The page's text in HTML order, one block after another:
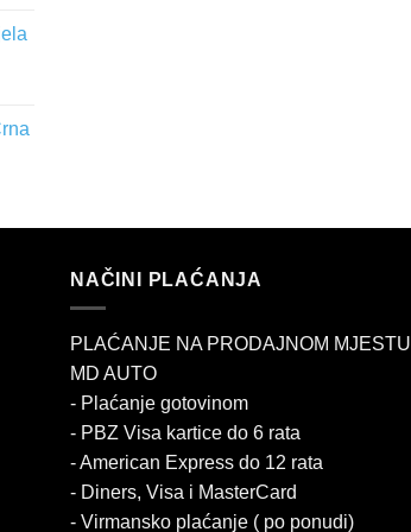
NAČINI PLAĆANJA
PLAĆANJE NA PRODAJNOM MJESTU
MD AUTO
- Plaćanje gotovinom
- PBZ Visa kartice do 6 rata
- American Express do 12 rata
- Diners, Visa i MasterCard
- Virmansko plaćanje ( po ponudi)